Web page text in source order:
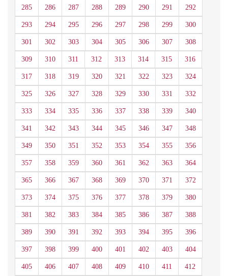
285 286 287 288 289 290 291 292
293 294 295 296 297 298 299 300
301 302 303 304 305 306 307 308
309 310 311 312 313 314 315 316
317 318 319 320 321 322 323 324
325 326 327 328 329 330 331 332
333 334 335 336 337 338 339 340
341 342 343 344 345 346 347 348
349 350 351 352 353 354 355 356
357 358 359 360 361 362 363 364
365 366 367 368 369 370 371 372
373 374 375 376 377 378 379 380
381 382 383 384 385 386 387 388
389 390 391 392 393 394 395 396
397 398 399 400 401 402 403 404
405 406 407 408 409 410 411 412